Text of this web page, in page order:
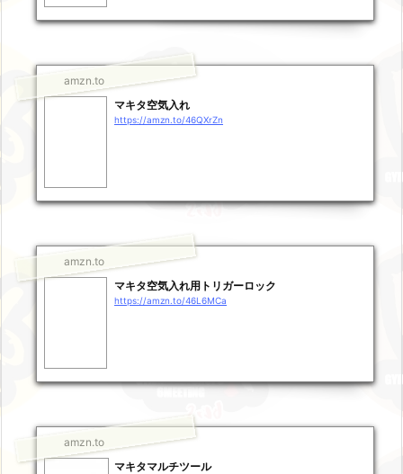
amzn.to
マキタ空気入れ
https://amzn.to/46QXrZn
amzn.to
マキタ空気入れ用トリガーロック
https://amzn.to/46L6MCa
amzn.to
マキタマルチツール